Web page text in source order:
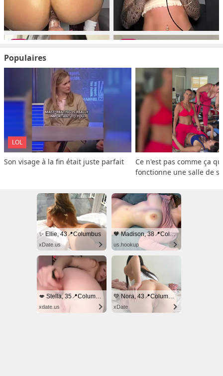
Populaires
LOL
Son visage à la fin était juste parfait
Ce n'est pas comme ça
fonctionne une salle de